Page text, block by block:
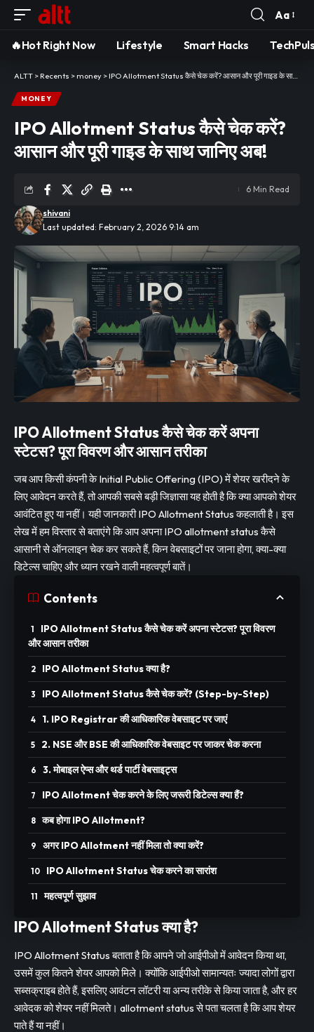
Font
Resizer
Aa
🔥Hot Right Now Lifestyle Smart Hacks
ALTT > Recents > money > IPO Allotment Status कैसे चेक करें? आसान और पूरी गाइड के साथ जानिए अब!
MONEY
IPO Allotment Status कैसे चेक करें?
आसान और पूरी गाइड के साथ जानिए अब!
Last updated: February 2, 2026 9:14 am
shivani
6 Min Read
IPO Allotment Status कैसे चेक करें अपना
स्टेटस? पूरा विवरण और आसान तरीका
जब आप किसी कंपनी के Initial Public Offering (IPO) में शेयर खरीदने के
लिए आवेदन करते हैं, तो आपकी सबसे बड़ी जिज्ञासा यह होती है कि क्या आपको शेयर
आवंटित हुए या नहीं। यही जानकारी IPO Allotment Status कहलाती है। इस
लेख में हम विस्तार से बताएंगे कि आप अपना IPO allotment status कैसे
आसानी से ऑनलाइन चेक कर सकते हैं, किन वेबसाइटों पर जाना होगा, क्या-क्या
डिटेल्स चाहिए और ध्यान रखने वाली महत्वपूर्ण बातें।
Contents
IPO Allotment Status कैसे चेक करें अपना स्टेटस? पूरा विवरण
और आसान तरीका
IPO Allotment Status क्या है?
IPO Allotment Status कैसे चेक करें? (Step-by-Step)
1. IPO Registrar की आधिकारिक वेबसाइट पर जाएं
2. NSE और BSE की आधिकारिक वेबसाइट पर जाकर चेक करना
3. मोबाइल ऐप्स और थर्ड पार्टी वेबसाइट्स
IPO Allotment चेक करने के लिए जरूरी डिटेल्स क्या हैं?
कब होगा IPO Allotment?
अगर IPO Allotment नहीं मिला तो क्या करें?
IPO Allotment Status चेक करने का सारांश
महत्वपूर्ण सुझाव
IPO Allotment Status क्या है?
IPO Allotment Status बताता है कि आपने जो आईपीओ में आवेदन किया था,
उसमें कुल कितने शेयर आपको मिले। क्योंकि आईपीओ सामान्यतः ज्यादा लोगों द्वारा
सब्सक्राइब होते हैं, इसलिए आवंटन लॉटरी या अन्य तरीके से किया जाता है, और हर
आवेदक को शेयर नहीं मिलते। allotment status से पता चलता है कि आप शेयर
पाते हैं या नहीं।